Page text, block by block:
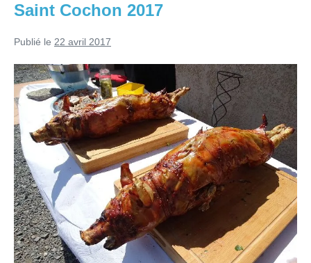
Saint Cochon 2017
Publié le 22 avril 2017